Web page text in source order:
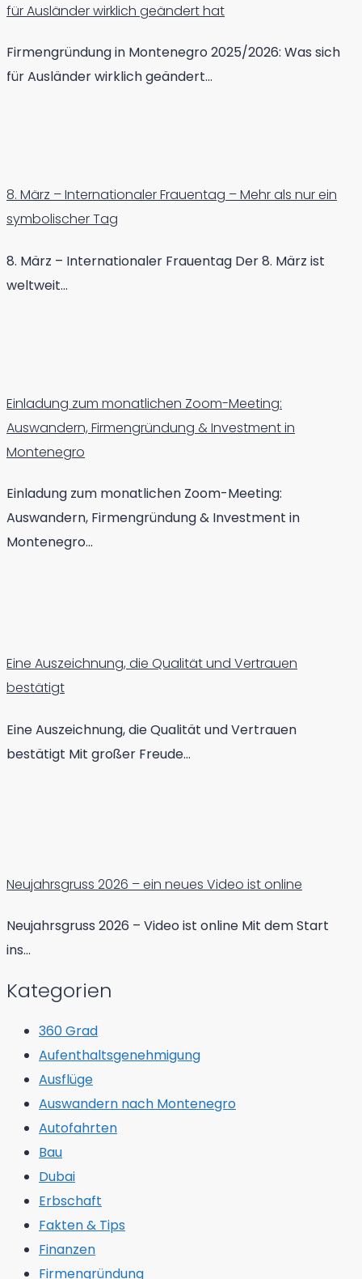
für Ausländer wirklich geändert hat
Firmengründung in Montenegro 2025/2026: Was sich
für Ausländer wirklich geändert…
8. März – Internationaler Frauentag – Mehr als nur ein
symbolischer Tag
8. März – Internationaler Frauentag Der 8. März ist
weltweit…
Einladung zum monatlichen Zoom-Meeting:
Auswandern, Firmengründung & Investment in
Montenegro
Einladung zum monatlichen Zoom-Meeting:
Auswandern, Firmengründung & Investment in
Montenegro…
Eine Auszeichnung, die Qualität und Vertrauen
bestätigt
Eine Auszeichnung, die Qualität und Vertrauen
bestätigt Mit großer Freude…
Neujahrsgruss 2026 – ein neues Video ist online
Neujahrsgruss 2026 – Video ist online Mit dem Start
ins…
Kategorien
360 Grad
Aufenthaltsgenehmigung
Ausflüge
Auswandern nach Montenegro
Autofahrten
Bau
Dubai
Erbschaft
Fakten & Tips
Finanzen
Firmengründung